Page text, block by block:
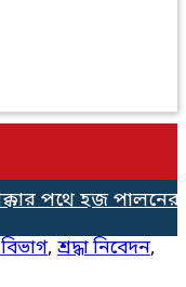
পথে হজ পালনের
, শ্রদ্ধা নিবেদন,